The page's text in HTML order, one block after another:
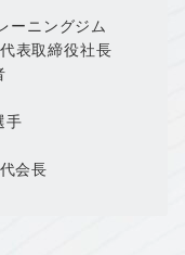
ーニングジム
表取締役社長
手
会長